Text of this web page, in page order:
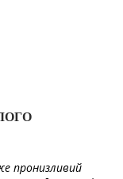
пронизливий